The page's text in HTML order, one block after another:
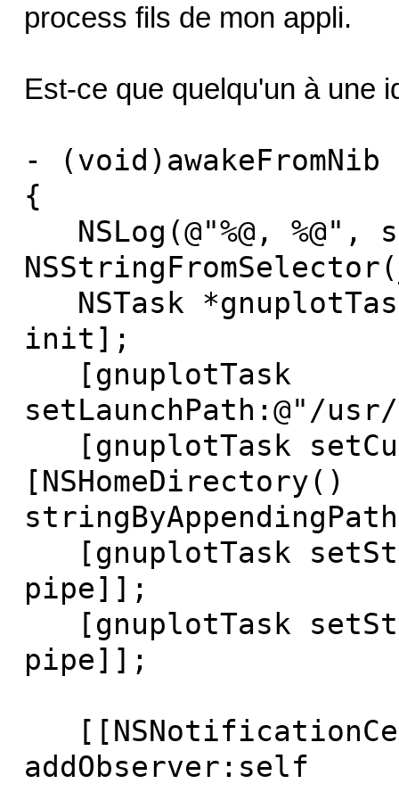
process fils de mon appli.
Est-ce que quelqu'un à une
- (void)awakeFromNib
{
NSLog(@"%@,
NSTask
init];
[gnuplotTask
setLaunchPath:@"/
[gnuplotTask
[NSHomeDirectory()
[gnuplotTask
pipe]];
[gnuplotTask
pipe]];
addObserver:self